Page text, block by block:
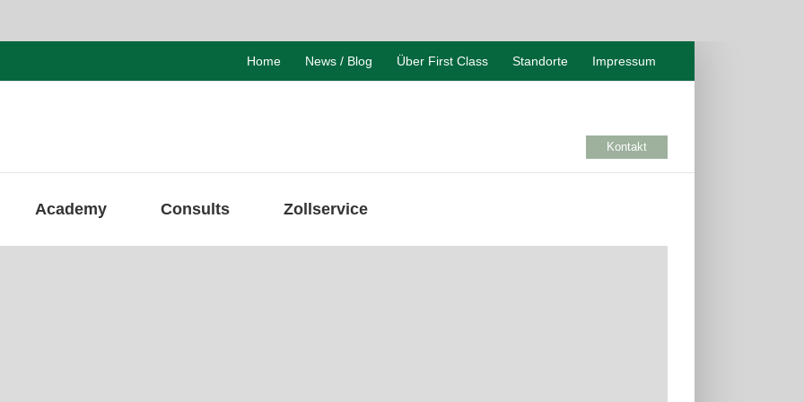
Home News / Blog Über First Class Standorte Impressum
Kontakt
Academy Consults Zollservice